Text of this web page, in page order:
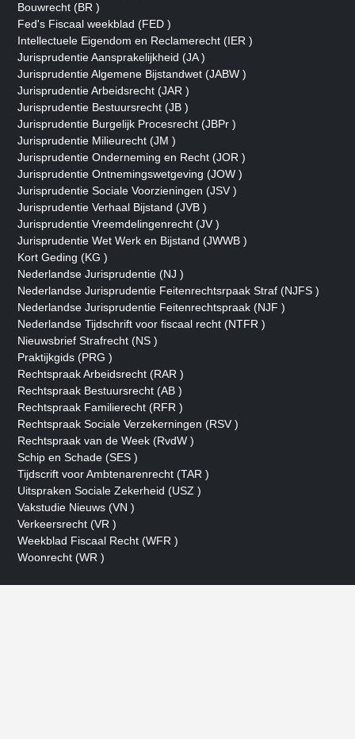
Bouwrecht (BR )
Fed's Fiscaal weekblad (FED )
Intellectuele Eigendom en Reclamerecht (IER )
Jurisprudentie Aansprakelijkheid (JA )
Jurisprudentie Algemene Bijstandwet (JABW )
Jurisprudentie Arbeidsrecht (JAR )
Jurisprudentie Bestuursrecht (JB )
Jurisprudentie Burgelijk Procesrecht (JBPr )
Jurisprudentie Milieurecht (JM )
Jurisprudentie Onderneming en Recht (JOR )
Jurisprudentie Ontnemingswetgeving (JOW )
Jurisprudentie Sociale Voorzieningen (JSV )
Jurisprudentie Verhaal Bijstand (JVB )
Jurisprudentie Vreemdelingenrecht (JV )
Jurisprudentie Wet Werk en Bijstand (JWWB )
Kort Geding (KG )
Nederlandse Jurisprudentie (NJ )
Nederlandse Jurisprudentie Feitenrechtsrpaak Straf (NJFS )
Nederlandse Jurisprudentie Feitenrechtspraak (NJF )
Nederlandse Tijdschrift voor fiscaal recht (NTFR )
Nieuwsbrief Strafrecht (NS )
Praktijkgids (PRG )
Rechtspraak Arbeidsrecht (RAR )
Rechtspraak Bestuursrecht (AB )
Rechtspraak Familierecht (RFR )
Rechtspraak Sociale Verzekerningen (RSV )
Rechtspraak van de Week (RvdW )
Schip en Schade (SES )
Tijdscrift voor Ambtenarenrecht (TAR )
Uitspraken Sociale Zekerheid (USZ )
Vakstudie Nieuws (VN )
Verkeersrecht (VR )
Weekblad Fiscaal Recht (WFR )
Woonrecht (WR )